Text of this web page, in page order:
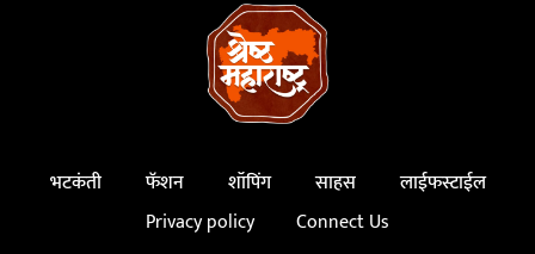
भटकंती फॅशन शॉपिंग साहस
लाईफस्टाईल
Privacy policy
Connect Us